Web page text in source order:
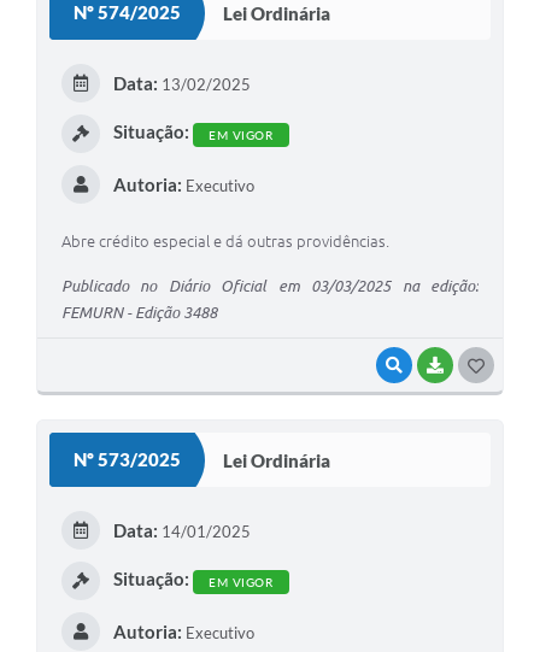
Nº 574/2025 Lei Ordinária
VISUALIZAR
BAIXAR
Data: 13/02/2025
Situação: EM VIGOR
Autoria: Executivo
Abre crédito especial e dá outras providências.
Publicado no Diário Oficial em 03/03/2025 na edição:
FEMURN - Edição 3488
Nº 573/2025 Lei Ordinária
Data: 14/01/2025
Situação: EM VIGOR
Autoria: Executivo